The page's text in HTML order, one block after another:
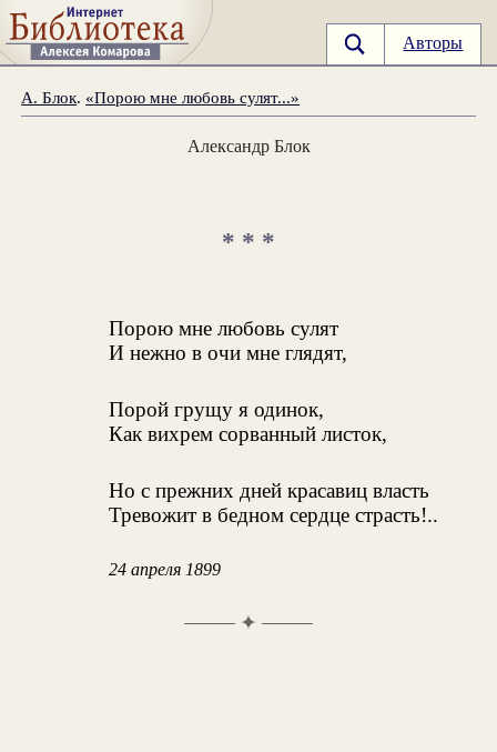
Авторы
А. Блок. «Порою мне любовь сулят...»
Александр Блок
* * *
Порою мне любовь сулят
И нежно в очи мне глядят,
Порой грущу я одинок,
Как вихрем сорванный листок,
Но с прежних дней красавиц власть
Тревожит в бедном сердце страсть!..
24 апреля 1899
✦